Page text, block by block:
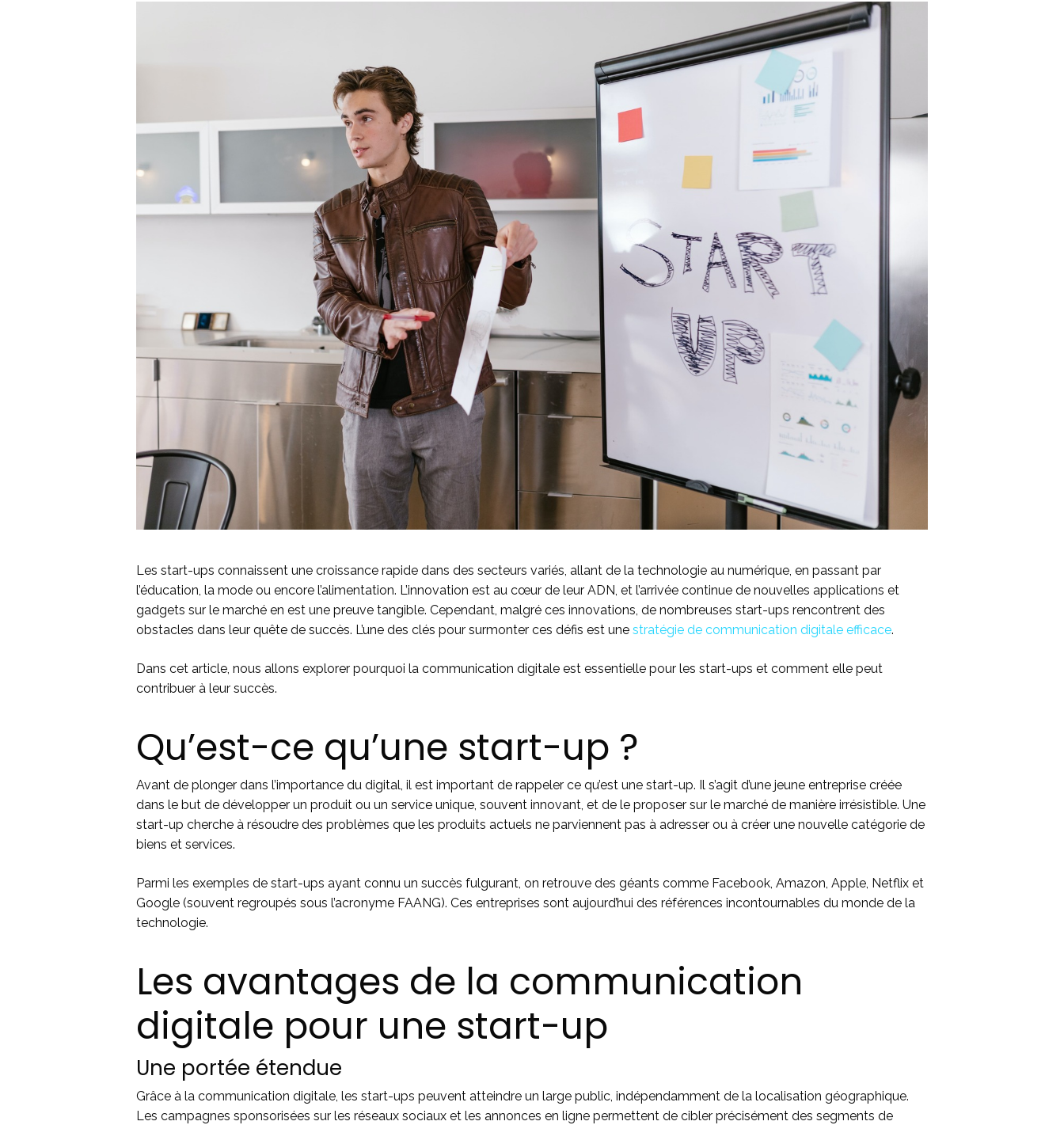
Les start-ups connaissent une croissance rapide dans des secteurs variés, allant de la technologie au numérique, en passant par
l’éducation, la mode ou encore l’alimentation. L’innovation est au cœur de leur ADN, et l’arrivée continue de nouvelles applications et
gadgets sur le marché en est une preuve tangible. Cependant, malgré ces innovations, de nombreuses start-ups rencontrent des
obstacles dans leur quête de succès. L’une des clés pour surmonter ces défis est une stratégie de communication digitale efficace.
Dans cet article, nous allons explorer pourquoi la communication digitale est essentielle pour les start-ups et comment elle peut
contribuer à leur succès.
Qu’est-ce qu’une start-up ?
Avant de plonger dans l’importance du digital, il est important de rappeler ce qu’est une start-up. Il s’agit d’une jeune entreprise créée
dans le but de développer un produit ou un service unique, souvent innovant, et de le proposer sur le marché de manière irrésistible. Une
start-up cherche à résoudre des problèmes que les produits actuels ne parviennent pas à adresser ou à créer une nouvelle catégorie de
biens et services.
Parmi les exemples de start-ups ayant connu un succès fulgurant, on retrouve des géants comme Facebook, Amazon, Apple, Netflix et
Google (souvent regroupés sous l’acronyme FAANG). Ces entreprises sont aujourd’hui des références incontournables du monde de la
technologie.
Les avantages de la communication
digitale pour une start-up
Une portée étendue
Grâce à la communication digitale, les start-ups peuvent atteindre un large public, indépendamment de la localisation géographique.
Les campagnes sponsorisées sur les réseaux sociaux et les annonces en ligne permettent de cibler précisément des segments de